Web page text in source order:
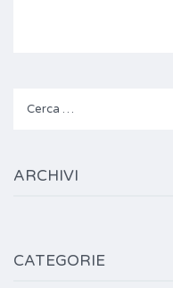
ARCHIVI
CATEGORIE